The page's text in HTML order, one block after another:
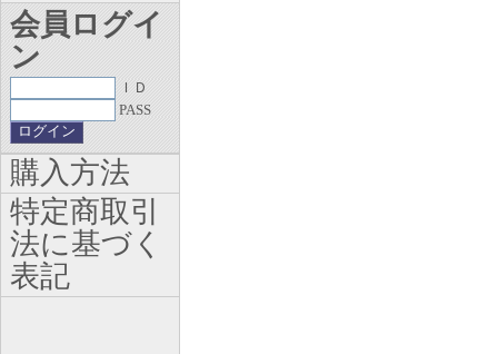
会員ログイ
ン
ＩＤ
PASS
購入方法
特定商取引
法に基づく
表記